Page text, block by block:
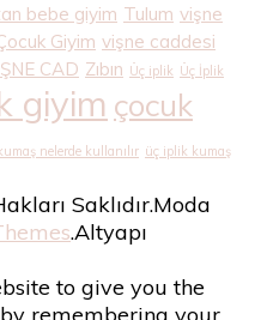
bebe giyim Tulum vişne
Giyim vişne caddesi
CAD Zıbın Üç iplik Üç İplik
giyim çocuk
nelerde kullanılır üç iplik kumaş
Saklıdır.Moda
.Altyapı
to give you the